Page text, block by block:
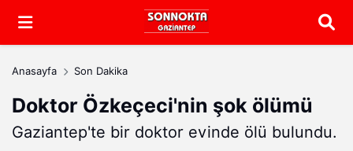
Arama
Anasayfa Son Dakika
Doktor Özkeçeci'nin şok ölümü
Gaziantep'te bir doktor evinde ölü bulundu.